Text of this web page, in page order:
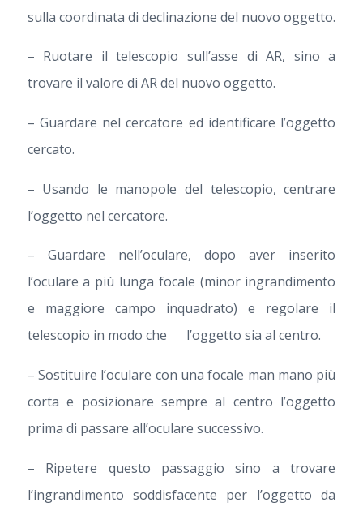
sulla coordinata di declinazione del nuovo oggetto.
– Ruotare il telescopio sull’asse di AR, sino a
trovare il valore di AR del nuovo oggetto.
– Guardare nel cercatore ed identificare l’oggetto
cercato.
– Usando le manopole del telescopio, centrare
l’oggetto nel cercatore.
– Guardare nell’oculare, dopo aver inserito
l’oculare a più lunga focale (minor ingrandimento
e maggiore campo inquadrato) e regolare il
telescopio in modo che l’oggetto sia al centro.
– Sostituire l’oculare con una focale man mano più
corta e posizionare sempre al centro l’oggetto
prima di passare all’oculare successivo.
– Ripetere questo passaggio sino a trovare
l’ingrandimento soddisfacente per l’oggetto da